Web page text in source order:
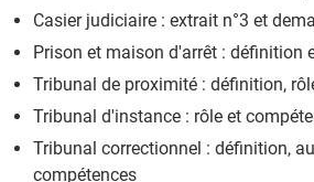
Casier judiciaire : extrait n°3 et
Prison et maison d'arrêt : définition
Tribunal de proximité : définition,
Tribunal d'instance : rôle et
Tribunal correctionnel : définition,
compétences